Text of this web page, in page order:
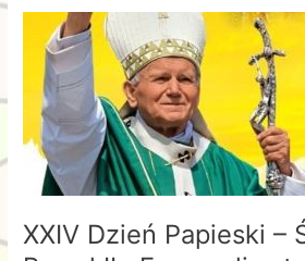
zdrowo
XXIV Dzień Papieski –